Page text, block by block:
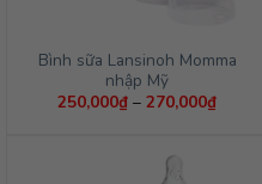
Bình sữa Lansinoh Momma
nhập Mỹ
250,000₫ – 270,000₫Khoảng